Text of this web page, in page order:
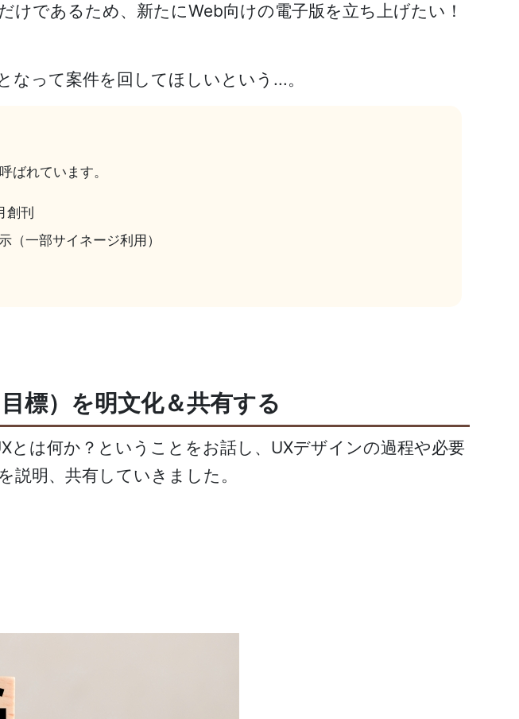
であるため、新たにWeb向けの電子版を立ち上げたい！
って案件を回してほしいという...。
ばれています。
創刊
（一部サイネージ利用）
標）を明文化＆共有する
は何か？ということをお話し、UXデザインの過程や必要
明、共有していきました。